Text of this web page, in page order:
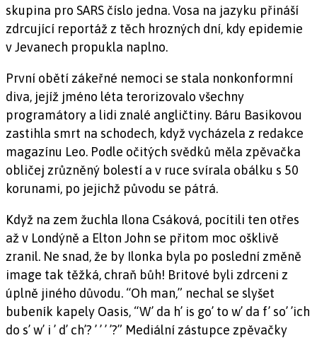
skupina pro SARS číslo jedna. Vosa na jazyku přináší
zdrcující reportáž z těch hrozných dní, kdy epidemie
v Jevanech propukla naplno.
První obětí zákeřné nemoci se stala nonkonformní
diva, jejíž jméno léta terorizovalo všechny
programátory a lidi znalé angličtiny. Báru Basikovou
zastihla smrt na schodech, když vycházela z redakce
magazínu Leo. Podle očitých svědků měla zpěvačka
obličej zrůzněný bolestí a v ruce svírala obálku s 50
korunami, po jejichž původu se pátrá.
Když na zem žuchla Ilona Csáková, pocítili ten otřes
až v Londýně a Elton John se přitom moc ošklivě
zranil. Ne snad, že by Ilonka byla po poslední změně
image tak těžká, chraň bůh! Britové byli zdrceni z
úplně jiného důvodu. “Oh man,” nechal se slyšet
bubeník kapely Oasis, “W’ da h’ is go’ to w’ da f’ so’ ’ich
do s’ w’ i ’ d’ ch’? ’ ’ ’ ’?” Mediální zástupce zpěvačky